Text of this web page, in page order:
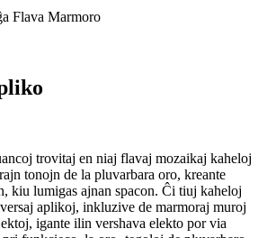
Flava Marmoro
trovitaj en niaj flavaj mozaikaj kaheloj
tonojn de la pluvarbara oro, kreante
kiu lumigas ajnan spacon. Ĉi tiuj kaheloj
aplikoj, inkluzive de marmoraj muroj
igante ilin vershava elekto por via